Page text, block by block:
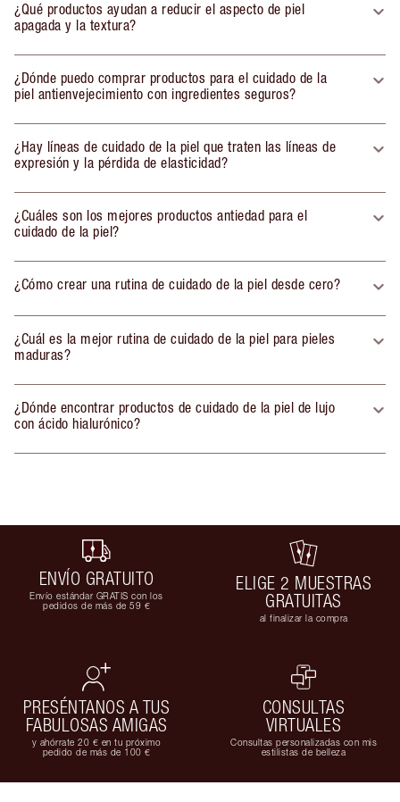
¿Qué productos ayudan a reducir el aspecto de piel
apagada y la textura?
¿Dónde puedo comprar productos para el cuidado de la
piel antienvejecimiento con ingredientes seguros?
¿Hay líneas de cuidado de la piel que traten las líneas de
expresión y la pérdida de elasticidad?
¿Cuáles son los mejores productos antiedad para el
cuidado de la piel?
¿Cómo crear una rutina de cuidado de la piel desde cero?
¿Cuál es la mejor rutina de cuidado de la piel para pieles
maduras?
¿Dónde encontrar productos de cuidado de la piel de lujo
con ácido hialurónico?
ENVÍO GRATUITO
Envío estándar GRATIS con los
pedidos de más de 59 €
ELIGE 2 MUESTRAS
GRATUITAS
al finalizar la compra
PRESÉNTANOS A TUS
FABULOSAS AMIGAS
y ahórrate 20 € en tu próximo
pedido de más de 100 €
CONSULTAS
VIRTUALES
Consultas personalizadas con mis
estilistas de belleza